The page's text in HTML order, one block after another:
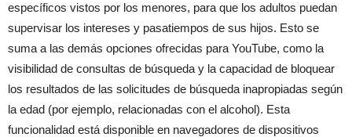
específicos vistos por los menores, para que los adultos puedan
supervisar los intereses y pasatiempos de sus hijos. Esto se
suma a las demás opciones ofrecidas para YouTube, como la
visibilidad de consultas de búsqueda y la capacidad de bloquear
los resultados de las solicitudes de búsqueda inapropiadas según
la edad (por ejemplo, relacionadas con el alcohol). Esta
funcionalidad está disponible en navegadores de dispositivos